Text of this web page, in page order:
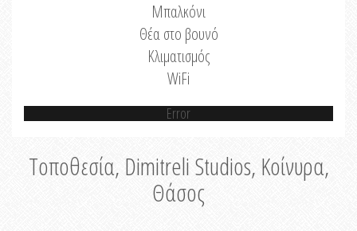
Μπαλκόνι
Θέα στο βουνό
Κλιματισμός
WiFi
Error
Τοποθεσία, Dimitreli Studios, Κοίνυρα,
Θάσος